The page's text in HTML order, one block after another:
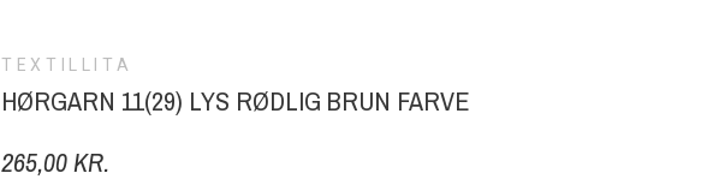
TEXTILLITA
HØRGARN 11(29) LYS RØDLIG BRUN FARVE
265,00 KR.